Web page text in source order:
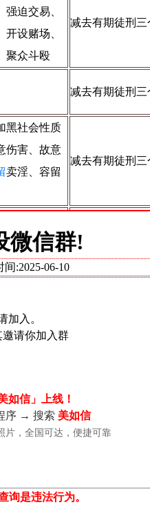
强迫交易、
开设赌场、
聚众斗殴
减去有期徒刑三
减去有期徒刑三
黑社会性质
伤害、故意
卖淫、容留
减去有期徒刑三
减去有期徒刑四
集资诈骗 减去有期徒刑五
性质组织、
非法采矿
性质组织、
非法拘禁、
减去有期徒刑六
性质组织、
微信群!
间:2025-06-10
加入。
请你加入群
如信」上线！
序 → 搜索 美如信
片，全国可达，便捷可靠
询是违法行为。